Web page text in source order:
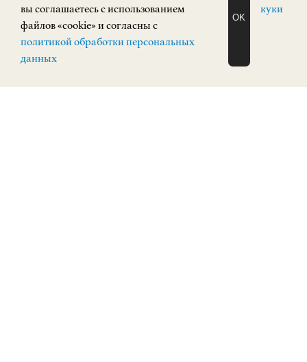
СОБЫТИЯ
ЗАПИСАТЬСЯ
НА ЭКСКУРСИЮ
вы соглашаетесь с использованием
файлов «cookie» и согласны с
политикой обработки персональных
данных
OK
куки